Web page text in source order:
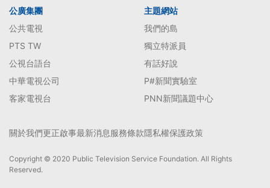
公廣集團
公共電視
PTS TW
公視台語台
中華電視公司
客家電視台
主題網站
我們的島
獨立特派員
有話好說
P#新聞實驗室
PNN新聞議題中心
關於我們更正啟事最新消息服務條款隱私權保護政策
Copyright © 2020 Public Television Service Foundation. All Rights
Reserved.